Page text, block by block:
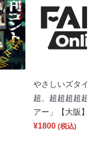
やさしいズタイ
超、超超超超超
アー」【大阪
¥1800 (税込)